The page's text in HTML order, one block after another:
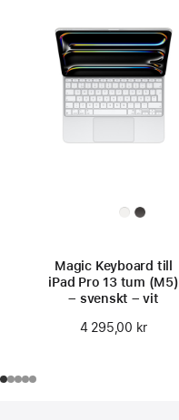
Magic Keyboard till
iPad Pro 13 tum (M5)
– svenskt – vit
4 295,00 kr